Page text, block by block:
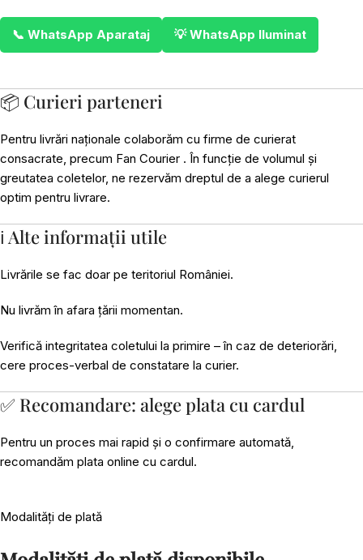
📞 WhatsApp Aparataj 💡 WhatsApp Iluminat
📦 Curieri parteneri
Pentru livrări naționale colaborăm cu firme de curierat
consacrate, precum Fan Courier . În funcție de volumul și
greutatea coletelor, ne rezervăm dreptul de a alege curierul
optim pentru livrare.
ℹ️ Alte informații utile
Livrările se fac doar pe teritoriul României.
Nu livrăm în afara țării momentan.
Verifică integritatea coletului la primire – în caz de deteriorări,
cere proces-verbal de constatare la curier.
✅ Recomandare: alege plata cu cardul
Pentru un proces mai rapid și o confirmare automată,
recomandăm plata online cu cardul.
Modalități de plată